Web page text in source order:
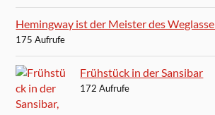
Hemingway ist der Meister des
175 Aufrufe
Frühstück in der Sansibar
172 Aufrufe